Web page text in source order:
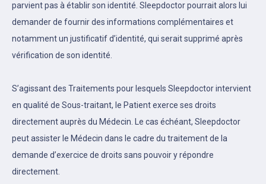
parvient pas à établir son identité. Sleepdoctor pourrait alors lui
demander de fournir des informations complémentaires et
notamment un justificatif d’identité, qui serait supprimé après
vérification de son identité.
S’agissant des Traitements pour lesquels Sleepdoctor intervient
en qualité de Sous-traitant, le Patient exerce ses droits
directement auprès du Médecin. Le cas échéant, Sleepdoctor
peut assister le Médecin dans le cadre du traitement de la
demande d’exercice de droits sans pouvoir y répondre
directement.